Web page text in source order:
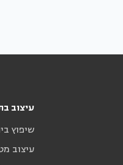
עיצוב
שיפוץ
עיצוב